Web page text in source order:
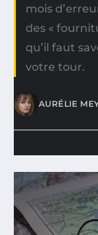
mois
des «
qu’il faut
votre tour.
AURÉLIE